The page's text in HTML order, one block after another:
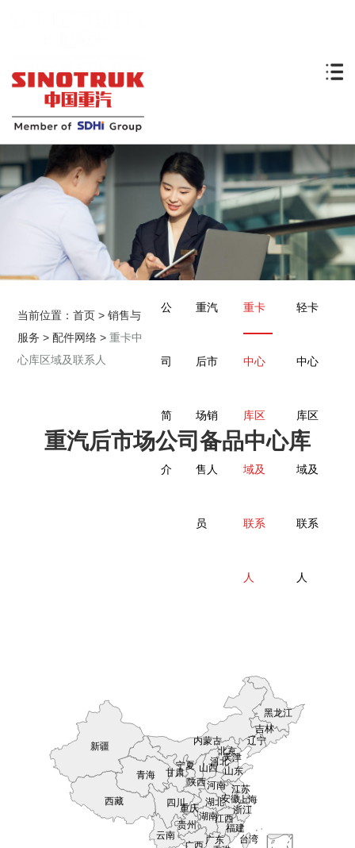
当前位置：首页 >销售与
服务 >配件网络 >重卡中
心库区域及联系人
公
司
简
介
重汽
后市
场销
售人
员
重卡
中心
库区
域及
联系
人
轻卡
中心
库区
域及
联系
人
重汽后市场公司备品中心库